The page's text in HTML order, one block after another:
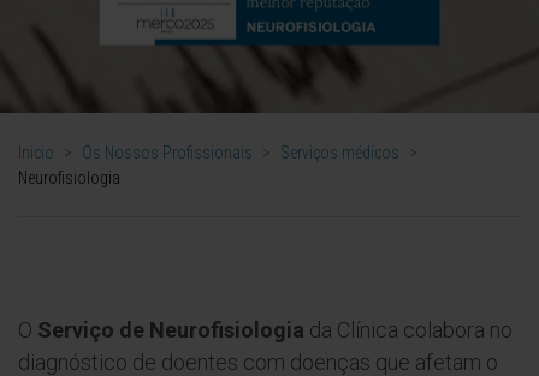
Inicio > Os Nossos Profissionais > Serviços médicos
>
Neurofisiologia
O Serviço de Neurofisiologia da Clínica colabora no
diagnóstico de doentes com doenças que afetam o